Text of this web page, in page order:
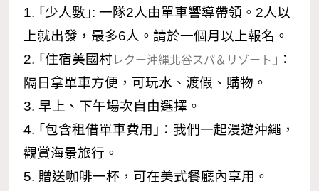
1. ｢少人數｣: 一隊2人由單車響導帶領。2人以
上就出發，最多6人。請於一個月以上報名。
2. ｢住宿美國村 レクー沖縄北谷スパ＆リゾート ｣：
隔日拿單車方便，可玩水、渡假、購物。
3. 早上、下午場次自由選擇。
4. ｢包含租借單車費用｣：我們一起漫遊沖繩，
觀賞海景旅行。
5. 贈送咖啡一杯，可在美式餐廳內享用。